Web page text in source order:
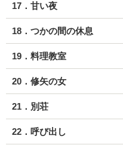
17．甘い夜
18．つかの間の休息
19．料理教室
20．修矢の女
21．別荘
22．呼び出し